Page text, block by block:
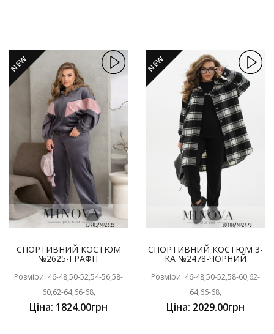
NEW
СПОРТИВНИЙ КОСТЮМ
№2625-ГРАФІТ
Розміри: 46-48,50-52,54-56,58-
60,62-64,66-68,
Ціна: 1824.00грн
NEW
СПОРТИВНИЙ КОСТЮМ 3-
КА №2478-ЧОРНИЙ
Розміри: 46-48,50-52,58-60,62-
64,66-68,
Ціна: 2029.00грн